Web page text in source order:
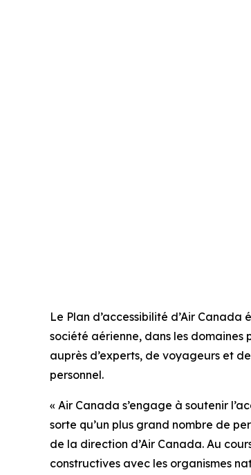
Le Plan d’accessibilité d’Air
société aérienne, dans les domaines
auprès d’experts, de voyageurs et
personnel.
« Air Canada s’engage à soutenir
sorte qu’un plus grand nombre de
de la direction d’Air Canada. Au
constructives avec les organismes